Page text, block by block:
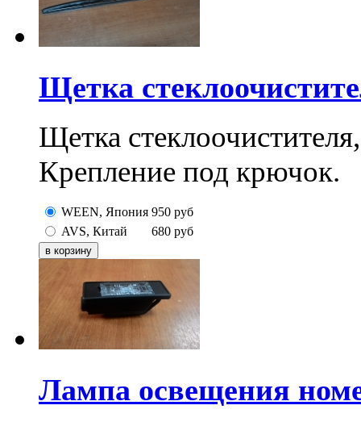
Щетка
Щетка
Крепление под крючок.
WEEN, Япония 950 руб
AVS, Китай
680 руб
Лампа освещения